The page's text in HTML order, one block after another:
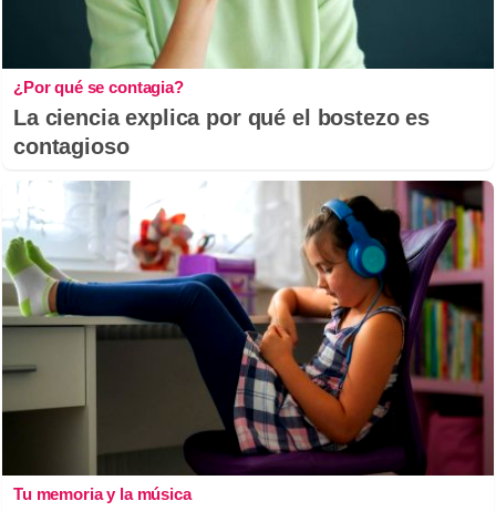
¿Por qué se contagia?
La ciencia explica por qué el bostezo es
contagioso
Tu memoria y la música